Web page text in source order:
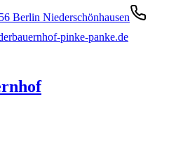
Berlin Niederschönhausen
pinke-panke.de